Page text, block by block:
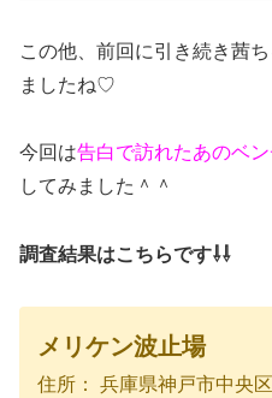
この他、前回に引き続き茜
ましたね♡
今回は告白で訪れたあのベン
してみました＾＾
調査結果はこちらです⇩⇩
メリケン波止場
住所： 兵庫県神戸市中央